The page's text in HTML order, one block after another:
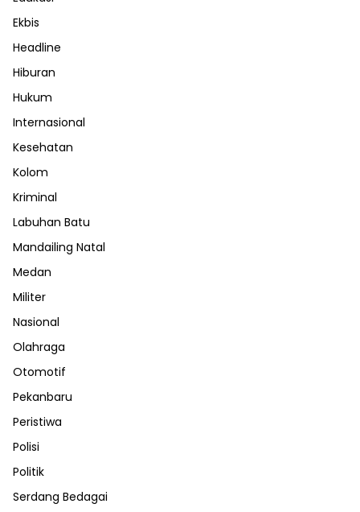
Ekbis
Headline
Hiburan
Hukum
Internasional
Kesehatan
Kolom
Kriminal
Labuhan Batu
Mandailing Natal
Medan
Militer
Nasional
Olahraga
Otomotif
Pekanbaru
Peristiwa
Polisi
Politik
Serdang Bedagai